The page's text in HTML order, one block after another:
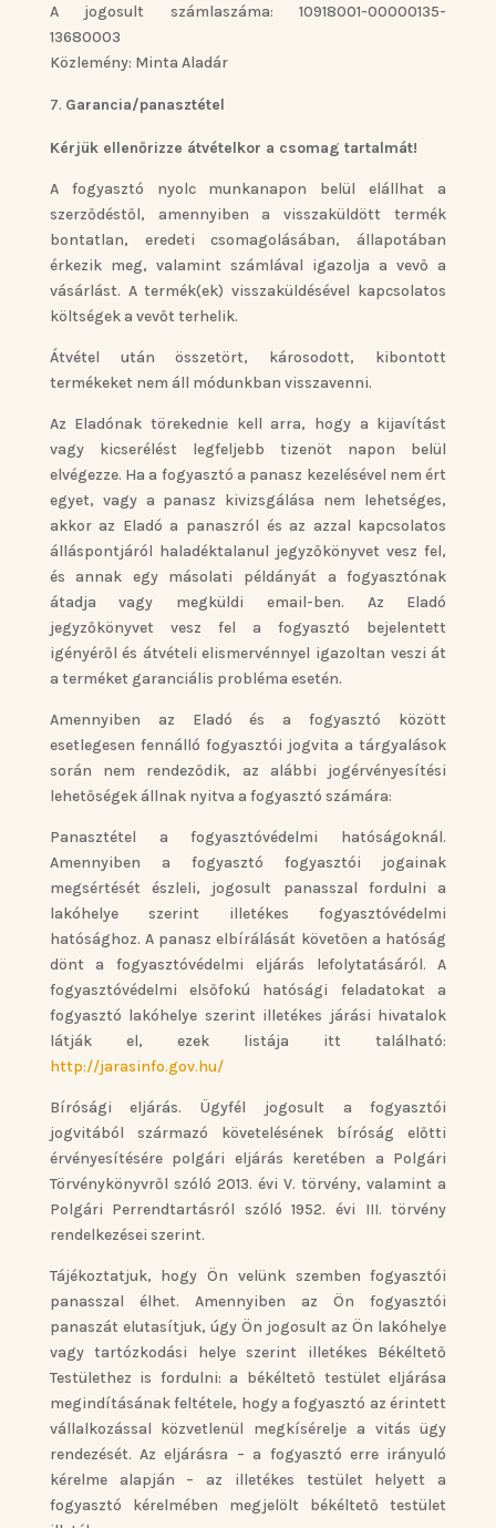
A jogosult számlaszáma: 10918001-00000135-
13680003
Közlemény: Minta Aladár
Garancia/panasztétel
Kérjük ellenőrizze átvételkor a csomag tartalmát!
A fogyasztó nyolc munkanapon belül elállhat a
szerződéstől, amennyiben a visszaküldött termék
bontatlan, eredeti csomagolásában, állapotában
érkezik meg, valamint számlával igazolja a vevő a
vásárlást. A termék(ek) visszaküldésével kapcsolatos
költségek a vevőt terhelik.
Átvétel után összetört, károsodott, kibontott
termékeket nem áll módunkban visszavenni.
Az Eladónak törekednie kell arra, hogy a kijavítást
vagy kicserélést legfeljebb tizenöt napon belül
elvégezze. Ha a fogyasztó a panasz kezelésével nem ért
egyet, vagy a panasz kivizsgálása nem lehetséges,
akkor az Eladó a panaszról és az azzal kapcsolatos
álláspontjáról haladéktalanul jegyzőkönyvet vesz fel,
és annak egy másolati példányát a fogyasztónak
átadja vagy megküldi email-ben. Az Eladó
jegyzőkönyvet vesz fel a fogyasztó bejelentett
igényéről és átvételi elismervénnyel igazoltan veszi át
a terméket garanciális probléma esetén.
Amennyiben az Eladó és a fogyasztó között
esetlegesen fennálló fogyasztói jogvita a tárgyalások
során nem rendeződik, az alábbi jogérvényesítési
lehetőségek állnak nyitva a fogyasztó számára:
Panasztétel a fogyasztóvédelmi hatóságoknál.
Amennyiben a fogyasztó fogyasztói jogainak
megsértését észleli, jogosult panasszal fordulni a
lakóhelye szerint illetékes fogyasztóvédelmi
hatósághoz. A panasz elbírálását követően a hatóság
dönt a fogyasztóvédelmi eljárás lefolytatásáról. A
fogyasztóvédelmi elsőfokú hatósági feladatokat a
fogyasztó lakóhelye szerint illetékes járási hivatalok
látják el, ezek listája itt található:
http://jarasinfo.gov.hu/
Bírósági eljárás. Ügyfél jogosult a fogyasztói
jogvitából származó követelésének bíróság előtti
érvényesítésére polgári eljárás keretében a Polgári
Törvénykönyvről szóló 2013. évi V. törvény, valamint a
Polgári Perrendtartásról szóló 1952. évi III. törvény
rendelkezései szerint.
Tájékoztatjuk, hogy Ön velünk szemben fogyasztói
panasszal élhet. Amennyiben az Ön fogyasztói
panaszát elutasítjuk, úgy Ön jogosult az Ön lakóhelye
vagy tartózkodási helye szerint illetékes Békéltető
Testülethez is fordulni: a békéltető testület eljárása
megindításának feltétele, hogy a fogyasztó az érintett
vállalkozással közvetlenül megkísérelje a vitás ügy
rendezését. Az eljárásra – a fogyasztó erre irányuló
kérelme alapján – az illetékes testület helyett a
fogyasztó kérelmében megjelölt békéltető testület